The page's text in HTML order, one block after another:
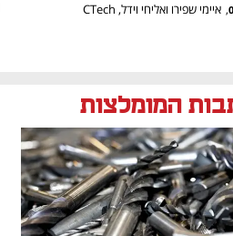
, איימי שפירו ואליחי וידל, CTech
המומלצות